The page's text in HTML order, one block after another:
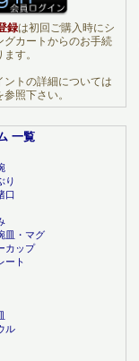
録は初回ご購入時にシ
グカートからのお手続
す。
ントの詳細については
参照下さい。
一覧
り
口
皿・マグ
カップ
ート
ル